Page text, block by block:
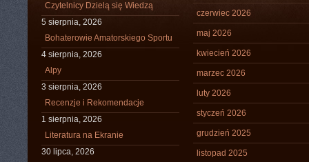
Czytelnicy Dzielą się Wiedzą
5 sierpnia, 2026
Bohaterowie Amatorskiego Sportu
4 sierpnia, 2026
Alpy
3 sierpnia, 2026
Recenzje i Rekomendacje
1 sierpnia, 2026
Literatura na Ekranie
30 lipca, 2026
czerwiec 2026
maj 2026
kwiecień 2026
marzec 2026
luty 2026
styczeń 2026
grudzień 2025
listopad 2025